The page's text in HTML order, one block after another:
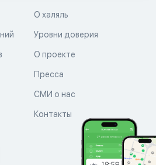
О халяль
Уровни доверия
О проекте
Пресса
СМИ о нас
Контакты